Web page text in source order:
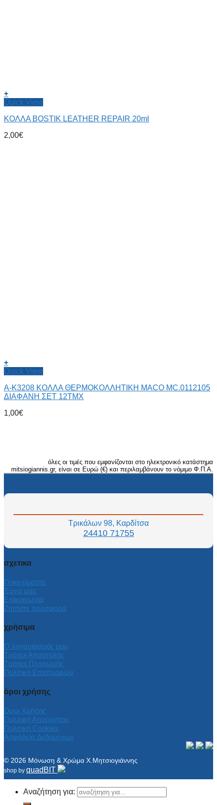
+
Quick View
ΚΟΛΛΑ BOSTIK LEATHER REPAIR 20ml
2,00€
+
Quick View
Α-Κ3208 ΚΟΛΛΑ ΘΕΡΜΟΚΟΛΛΗΤΙΚΗ MACO MC.0112105
ΔΙΑΦΑΝΗ ΣΕΤ 12TMX
1,00€
όλες οι τιμές που εμφανίζονται στο ηλεκτρονικό κατάστημα
mitsiogiannis.gr, είναι σε Ευρώ (€) και περιλαμβάνουν το νόμιμο Φ.Π.Α.
Τρικάλων 98, Καρδίτσα
24410 71755
σχετικα
Ποιοι είμαστε
Έργα μας
Επικοινωνία
Ζητήστε προσφορά
χρήσιμα
Ο λογαριασμός μου
Τρόποι Αποστολής
Τρόποι Πληρωμής
Πολιτική Επιστροφών
όροι χρήσης
Όροι Χρήσης
Πολιτική Απορρήτου
Πολιτική Cookies
Ασφάλεια Δεδομένων
© 2026 Μόνωση & Χρώμα Χ.Μητσιογιάννης
shop by quadBIT
Αναζήτηση για: